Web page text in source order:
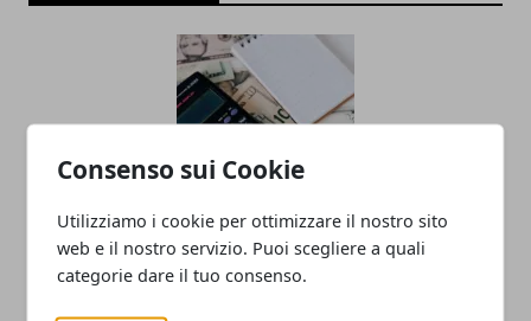
Consenso sui Cookie
Utilizziamo i cookie per ottimizzare il nostro sito
web e il nostro servizio. Puoi scegliere a quali
categorie dare il tuo consenso.
Recupero crediti: cos’è, come funziona